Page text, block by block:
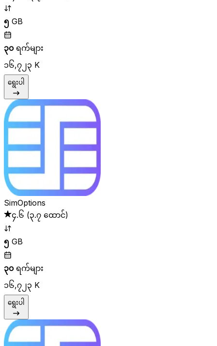
၅ GB
၃၀ရက်များ
၁၆,၇၂၃ K
ရွေးပါ
SimOptions
၄.၆ (၃.၇ ထောင်)
၅ GB
၃၀ရက်များ
၁၆,၇၂၃ K
ရွေးပါ